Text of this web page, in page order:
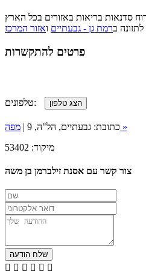
ברמת גן - גבעתיים ואזור המרכז
פרטים להתקשרות
טלפונים:
כתובת: גבעתיים, הל"ה, 9 | מפה »
מיקוד: 53402
צור קשר עם אסנת זילברמן בן משה
     